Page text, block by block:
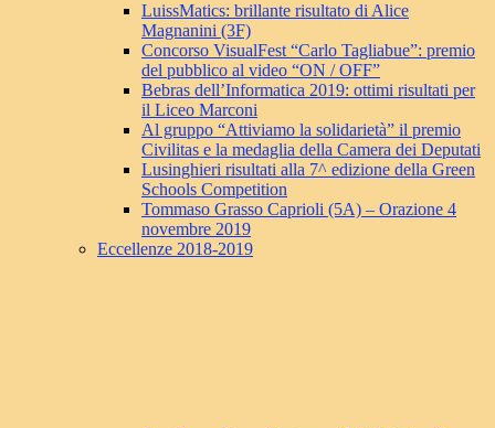
LuissMatics: brillante risultato di Alice
Magnanini (3F)
Concorso VisualFest “Carlo Tagliabue”: premio
del pubblico al video “ON / OFF”
Bebras dell’Informatica 2019: ottimi risultati per
il Liceo Marconi
Al gruppo “Attiviamo la solidarietà” il premio
Civilitas e la medaglia della Camera dei Deputati
Lusinghieri risultati alla 7^ edizione della Green
Schools Competition
Tommaso Grasso Caprioli (5A) – Orazione 4
novembre 2019
Eccellenze 2018-2019